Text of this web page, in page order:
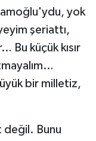
yok
şeriattı,
Bu küçük kısır
bir milletiz,
değil. Bunu